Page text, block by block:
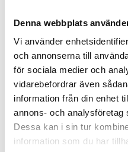
Denna webbplats
Vi använder
och annonserna till
för sociala medier och
vidarebefordrar även
information från din enhet
annons- och analysföretag
Dessa kan i sin tur
information som du har
Welcome to Tengbom!
We are Tengbom
We create sustainable and
strenghtens our clients as